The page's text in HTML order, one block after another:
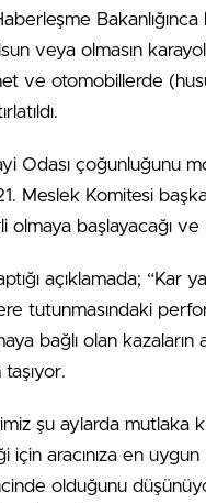
veya olmasın
ve otomobillerde
Odası çoğunluğunu
Meslek Komitesi
olmaya başlayacağı
açıklamada; “Kar
tutunmasındaki
bağlı olan
şu aylarda mutlaka
için aracınıza en
olduğunu